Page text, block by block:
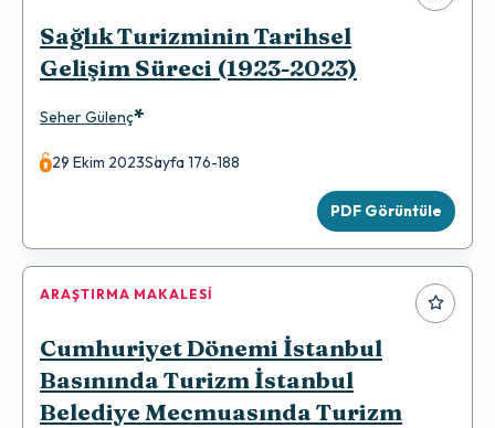
Sağlık Turizminin Tarihsel
Gelişim Süreci (1923-2023)
Seher Gülenç*
29 Ekim 2023Sayfa 176-188
PDF Görüntüle
ARAŞTIRMA MAKALESI
Cumhuriyet Dönemi İstanbul
Basınında Turizm İstanbul
Belediye Mecmuasında Turizm